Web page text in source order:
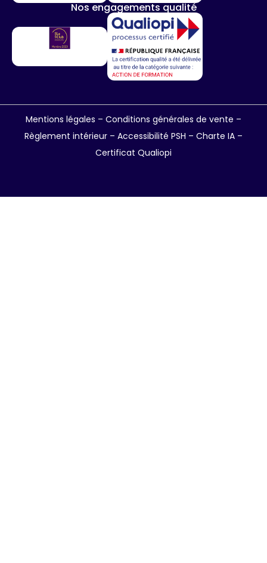
Nos engagements qualité
Mentions légales – Conditions générales de vente –
Règlement intérieur – Accessibilité PSH – Charte IA –
Certificat Qualiopi